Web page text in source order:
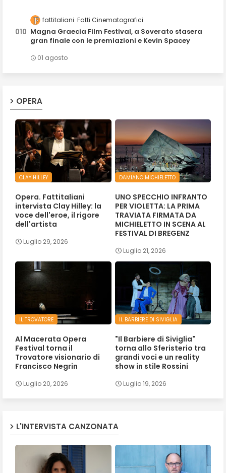
fattitaliani Fatti Cinematografici
Magna Graecia Film Festival, a Soverato stasera
gran finale con le premiazioni e Kevin Spacey
01 agosto
OPERA
CLAY HILLEY
Opera. Fattitaliani
intervista Clay Hilley: la
voce dell'eroe, il rigore
dell'artista
Luglio 29, 2026
DAMIANO MICHIELETTO
UNO SPECCHIO INFRANTO
PER VIOLETTA: LA PRIMA
TRAVIATA FIRMATA DA
MICHIELETTO IN SCENA AL
FESTIVAL DI BREGENZ
Luglio 21, 2026
IL TROVATORE
Al Macerata Opera
Festival torna il
Trovatore visionario di
Francisco Negrin
Luglio 20, 2026
IL BARBIERE DI SIVIGLIA
"Il Barbiere di Siviglia"
torna allo Sferisterio tra
grandi voci e un reality
show in stile Rossini
Luglio 19, 2026
L'INTERVISTA CANZONATA